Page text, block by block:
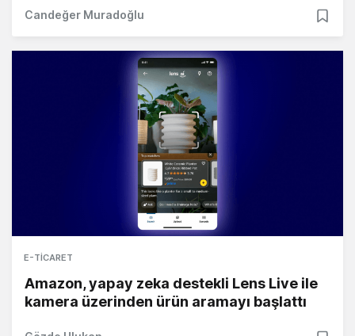
Candeğer Muradoğlu
E-TICARET
Amazon, yapay zeka destekli Lens Live ile
kamera üzerinden ürün aramayı başlattı